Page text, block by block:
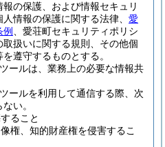
の保護、および情報セキュリ
情報の保護に関する法律、 愛
、愛荘町セキュリティポリシ
扱いに関する規則、その他個
遵守するものとする。
ールは、業務上の必要な情報共
ールを利用して通信する際、次
い。
ること
権、知的財産権を侵害するこ